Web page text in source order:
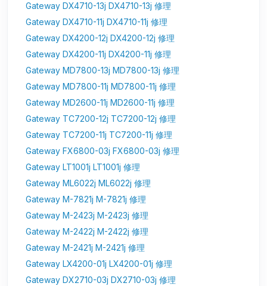
Gateway DX4710-13j DX4710-13j 修理
Gateway DX4710-11j DX4710-11j 修理
Gateway DX4200-12j DX4200-12j 修理
Gateway DX4200-11j DX4200-11j 修理
Gateway MD7800-13j MD7800-13j 修理
Gateway MD7800-11j MD7800-11j 修理
Gateway MD2600-11j MD2600-11j 修理
Gateway TC7200-12j TC7200-12j 修理
Gateway TC7200-11j TC7200-11j 修理
Gateway FX6800-03j FX6800-03j 修理
Gateway LT1001j LT1001j 修理
Gateway ML6022j ML6022j 修理
Gateway M-7821j M-7821j 修理
Gateway M-2423j M-2423j 修理
Gateway M-2422j M-2422j 修理
Gateway M-2421j M-2421j 修理
Gateway LX4200-01j LX4200-01j 修理
Gateway DX2710-03j DX2710-03j 修理